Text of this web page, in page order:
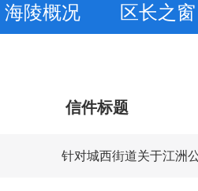
海陵概况 区长之窗
信件标题